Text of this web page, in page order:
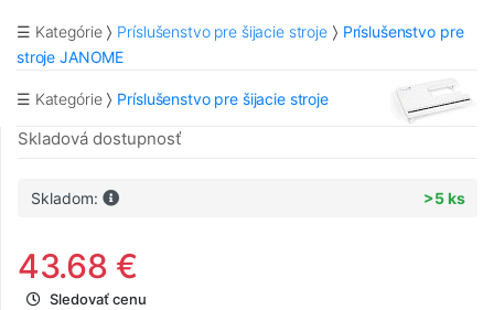
☰ Kategórie Príslušenstvo pre šijacie stroje
Príslušenstvo pre
stroje JANOME
☰ Kategórie Príslušenstvo pre šijacie stroje
Skladová dostupnosť
Skladom: >5 ks
43.68 €
Sledovať cenu